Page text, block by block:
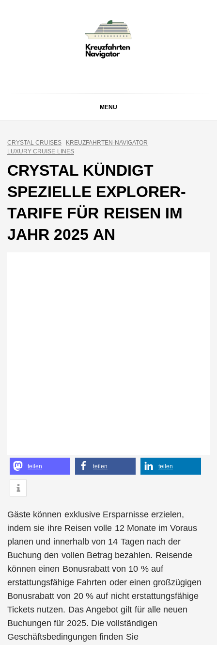
MENU
CRYSTAL CRUISES
KREUZFAHRTEN-NAVIGATOR
LUXURY CRUISE LINES
CRYSTAL KÜNDIGT
SPEZIELLE EXPLORER-
TARIFE FÜR REISEN IM
JAHR 2025 AN
teilen teilen teilen
Gäste können exklusive Ersparnisse erzielen,
indem sie ihre Reisen volle 12 Monate im Voraus
planen und innerhalb von 14 Tagen nach der
Buchung den vollen Betrag bezahlen. Reisende
können einen Bonusrabatt von 10 % auf
erstattungsfähige Fahrten oder einen großzügigen
Bonusrabatt von 20 % auf nicht erstattungsfähige
Tickets nutzen. Das Angebot gilt für alle neuen
Buchungen für 2025. Die vollständigen
Geschäftsbedingungen finden Sie